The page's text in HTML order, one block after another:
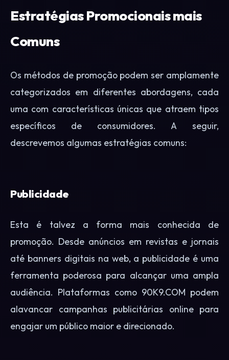
Estratégias Promocionais mais
Comuns
Os métodos de promoção podem ser amplamente
categorizados em diferentes abordagens, cada
uma com características únicas que atraem tipos
específicos de consumidores. A seguir,
descrevemos algumas estratégias comuns:
Publicidade
Esta é talvez a forma mais conhecida de
promoção. Desde anúncios em revistas e jornais
até banners digitais na web, a publicidade é uma
ferramenta poderosa para alcançar uma ampla
audiência. Plataformas como 90K9.COM podem
alavancar campanhas publicitárias online para
engajar um público maior e direcionado.